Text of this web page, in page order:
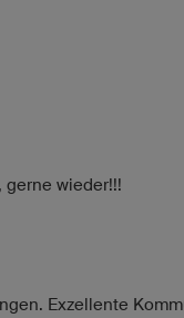
wieder!!!
Exzellente